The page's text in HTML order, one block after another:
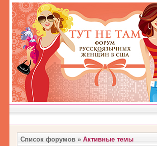
Список форумов » Активные темы